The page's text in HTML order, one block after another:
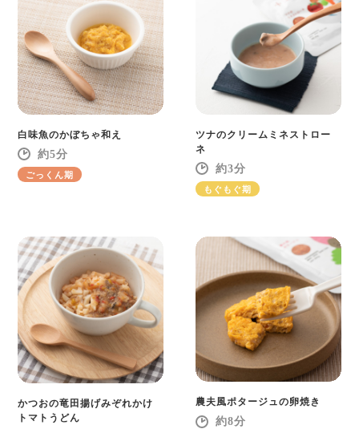
白味魚のかぼちゃ和え
5
ごっくん期
ツナのクリームミネストロー
ネ
3
もぐもぐ期
かつおの竜田揚げみぞれかけ
トマトうどん
農夫風ポタージュの卵焼き
8